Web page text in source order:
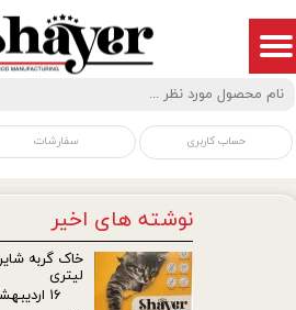
حساب کاربری سفارشات
نوشته های اخیر
لیتری
۱۶